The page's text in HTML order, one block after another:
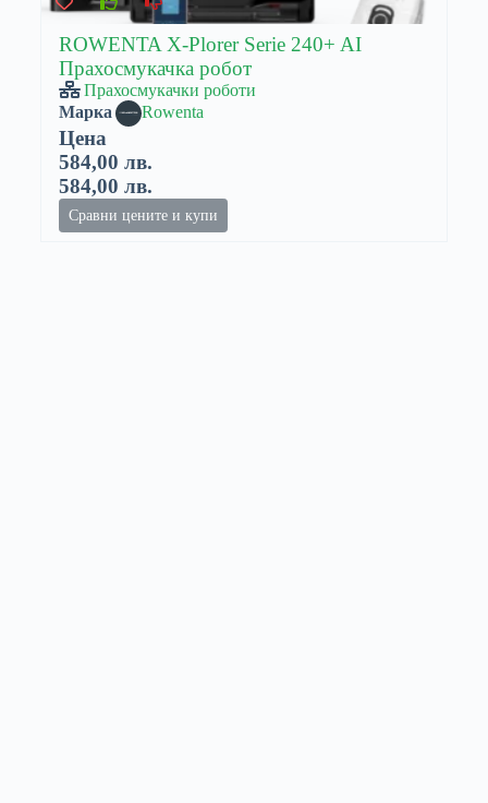
ROWENTA X-Plorer Serie 240+ AI
Прахосмукачка робот
Прахосмукачки роботи
Марка
Rowenta
Цена
584,00 лв.
584,00 лв.
Сравни цените и купи